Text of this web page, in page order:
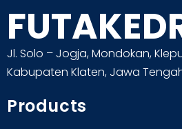
Jl. Solo – Jogja, Mondokan,
Kabupaten Klaten, Jawa
Products